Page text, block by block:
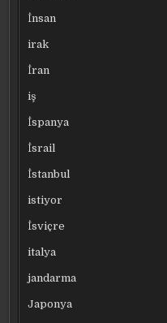
İnsan
irak
İran
iş
İspanya
İsrail
İstanbul
istiyor
İsviçre
italya
jandarma
Japonya